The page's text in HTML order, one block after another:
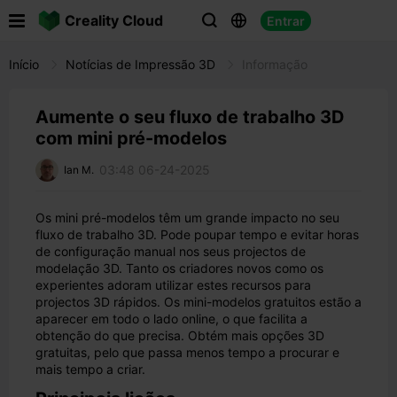
Creality Cloud   Entrar
Início Notícias de Impressão 3D
Aumente o seu fluxo de trabalho 3D
com mini pré-modelos
Ian M. 03:48 06-24-2025
Os mini pré-modelos têm um grande impacto no seu
fluxo de trabalho 3D. Pode poupar tempo e evitar horas
de configuração manual nos seus projectos de
modelação 3D. Tanto os criadores novos como os
experientes adoram utilizar estes recursos para
projectos 3D rápidos. Os mini-modelos gratuitos estão a
aparecer em todo o lado online, o que facilita a
obtenção do que precisa. Obtém mais opções 3D
gratuitas, pelo que passa menos tempo a procurar e
mais tempo a criar.